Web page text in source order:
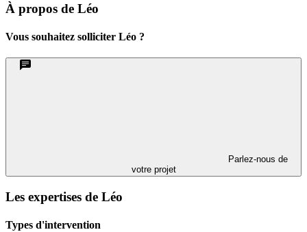
À propos de Léo
Vous souhaitez solliciter Léo ?
Parlez-nous de
votre projet
Les expertises de Léo
Types d'intervention